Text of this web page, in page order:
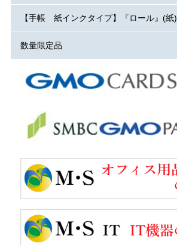
【手帳 紙インクタイプ】『ロール』(紙)
数量限定品